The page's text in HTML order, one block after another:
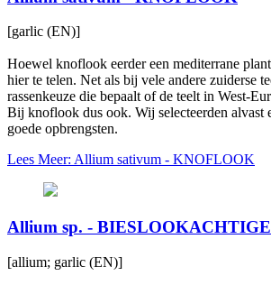
[garlic (EN)]
Hoewel knoflook eerder een mediterrane
hier te telen. Net als bij vele andere zuiderse
rassenkeuze die bepaalt of de teelt in West-
Bij knoflook dus ook. Wij selecteerden alvast
goede opbrengsten.
Lees Meer: Allium sativum - KNOFLOOK
Allium sp. -
[allium; garlic (EN)]